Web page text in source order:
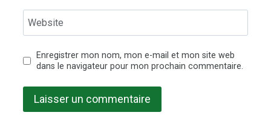
Website
Enregistrer mon nom, mon e-mail et mon site web
dans le navigateur pour mon prochain commentaire.